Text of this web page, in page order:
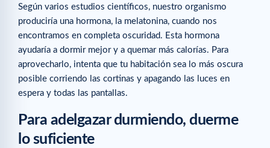
Según varios estudios científicos, nuestro organismo
produciría una hormona, la melatonina, cuando nos
encontramos en completa oscuridad. Esta hormona
ayudaría a dormir mejor y a quemar más calorías. Para
aprovecharlo, intenta que tu habitación sea lo más oscura
posible corriendo las cortinas y apagando las luces en
espera y todas las pantallas.
Para adelgazar durmiendo, duerme
lo suficiente